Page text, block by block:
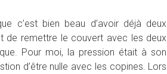
c’est bien beau d’avoir déjà deux
de remettre le couvert avec les deux
Pour moi, la pression était à son
d’être nulle avec les copines. Lors